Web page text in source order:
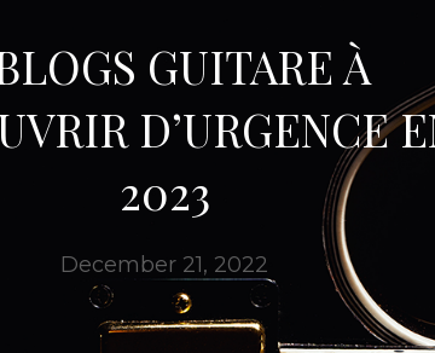
GUITARE À
D’URGENCE
2023
December 21, 2022